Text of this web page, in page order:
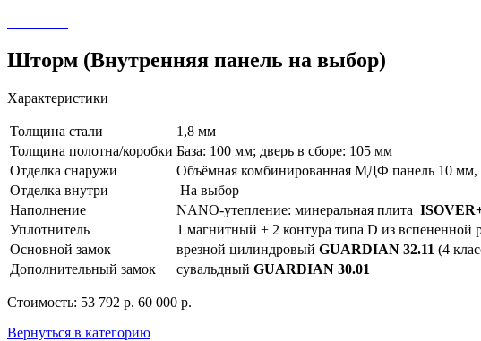
Шторм (Внутренняя панель на выбор)
Характеристики
Толщина стали
1,8 мм
Толщина полотна/коробки База: 100 мм; дверь в сборе: 105 мм
Отделка снаружи
Объёмная комбинированная МДФ панель 10 мм,
Отделка внутри
На выбор
Наполнение
NANO-утепление: минеральная плита
Уплотнитель
1 магнитный + 2 контура типа D из вспененной
Основной замок
врезной цилиндровый GUARDIAN 32.11 (4
Дополнительный замок
сувальдный GUARDIAN 30.01
Стоимость: 53 792 р. 60 000 р.
Вернуться в категорию